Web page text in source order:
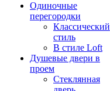
Одиночные
перегородки
Классический
стиль
В стиле Loft
Душевые двери в
проем
Стеклянная